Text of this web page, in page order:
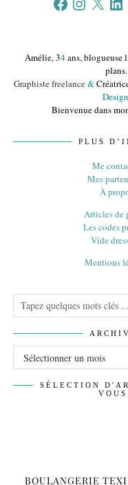
Amélie, 34ans, blogueuse
plans.
Graphiste freelance&
Design
Bienvenue dans
PLUS
Me
Mes
À
Articles de
Les codes
Vide
Mentions
SÉLECTION
VOUS
BOULANGERIE